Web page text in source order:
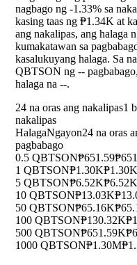
nagbago ng -1.33% sa
kasing taas ng ₱1.34K at
ang nakalipas, ang halaga
kumakatawan sa
kasalukuyang halaga. Sa
QBTSON ng --
halaga na --.
24 na oras ang nakalipas1
nakalipas
HalagaNgayon24 na oras
pagbabago
0.5 QBTSON₱651.59
1 QBTSON₱1.30K₱1.30K
5 QBTSON₱6.52K₱6.52K
10 QBTSON₱13.03K
50 QBTSON₱65.16K
100 QBTSON₱130.32K
500 QBTSON₱651.59K
1000 QBTSON₱1.30M